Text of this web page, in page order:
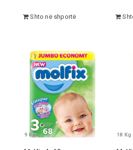
Shto në shportë
9 Kg 18 Kg